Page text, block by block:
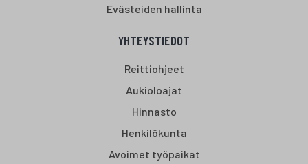
Evästeiden hallinta
YHTEYSTIEDOT
Reittiohjeet
Aukioloajat
Hinnasto
Henkilökunta
Avoimet työpaikat